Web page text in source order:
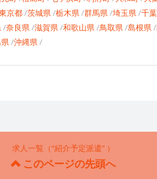
京都 茨城県 栃木県 群馬県 埼玉県 千
奈良県 滋賀県 和歌山県 鳥取県 島根県
沖縄県
求人一覧（“紹介予定派遣” ）
このページの先頭へ